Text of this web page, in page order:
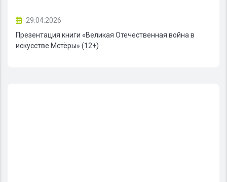
29.04.2026
Презентация книги «Великая Отечественная война в
искусстве Мстёры» (12+)